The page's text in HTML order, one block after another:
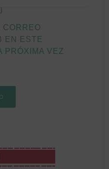
CORREO
EN ESTE
PRÓXIMA VEZ